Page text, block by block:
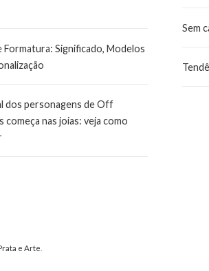
Formatura: Significado, Modelos
dos personagens de Off
começa nas joias: veja como
Sem
e Arte